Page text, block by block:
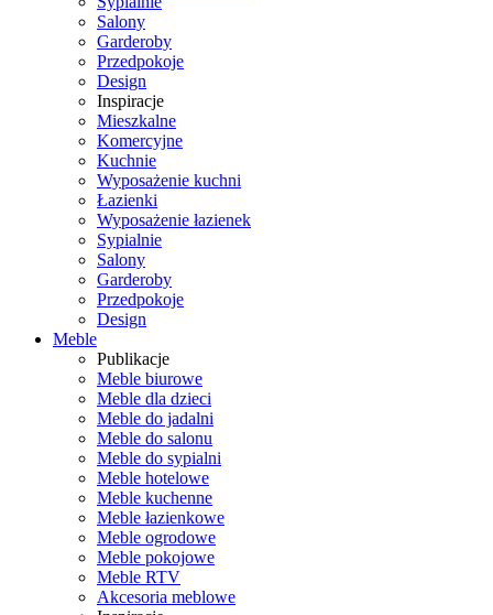
Salony
Garderoby
Przedpokoje
Design
Inspiracje
Mieszkalne
Komercyjne
Kuchnie
Wyposażenie kuchni
Łazienki
Wyposażenie łazienek
Sypialnie
Salony
Garderoby
Przedpokoje
Design
Meble
Publikacje
Meble biurowe
Meble dla dzieci
Meble do jadalni
Meble do salonu
Meble do sypialni
Meble hotelowe
Meble kuchenne
Meble łazienkowe
Meble ogrodowe
Meble pokojowe
Meble RTV
Akcesoria meblowe